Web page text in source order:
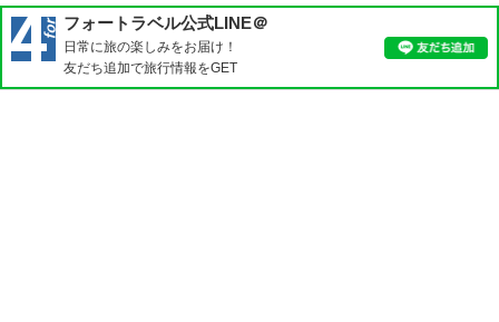
ニ
ュ
ー
フォートラベル公式LINE＠
日常に旅の楽しみをお届け！
友だち追加で旅行情報をGET